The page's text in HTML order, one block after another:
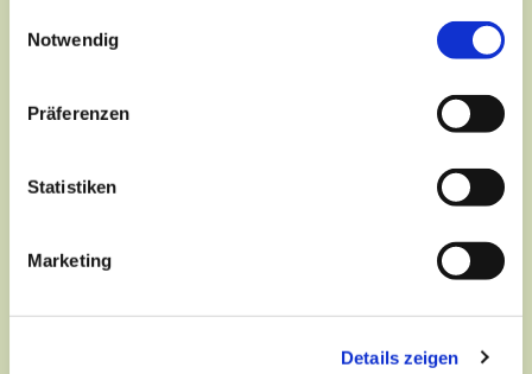
Notwendig
Präferenzen
Statistiken
Marketing
Details zeigen